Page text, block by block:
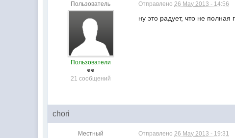
Пользователь
Пользователи
21 сообщений
Отправлено26 May 2013 - 14:56
ну это радует, что не
chori
Местный Отправлено26 May 2013 - 19:31